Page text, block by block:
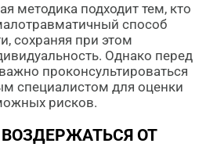
методика подходит тем, кто
способ
сохраняя при этом
Однако перед
проконсультироваться
специалистом для оценки
рисков.
ОТ